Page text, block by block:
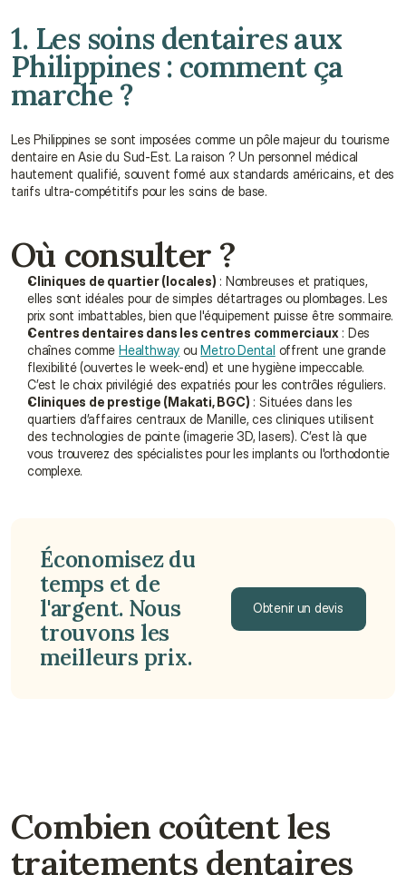
1. Les soins dentaires aux
Philippines : comment ça
marche ?
Les Philippines se sont imposées comme un pôle majeur du tourisme
dentaire en Asie du Sud-Est. La raison ? Un personnel médical
hautement qualifié, souvent formé aux standards américains, et des
tarifs ultra-compétitifs pour les soins de base.
Où consulter ?
Cliniques de quartier (locales) : Nombreuses et pratiques,
elles sont idéales pour de simples détartrages ou plombages. Les
prix sont imbattables, bien que l'équipement puisse être sommaire.
Centres dentaires dans les centres commerciaux : Des
chaînes comme Healthway ou Metro Dental offrent une grande
flexibilité (ouvertes le week-end) et une hygiène impeccable.
C’est le choix privilégié des expatriés pour les contrôles réguliers.
Cliniques de prestige (Makati, BGC) : Situées dans les
quartiers d’affaires centraux de Manille, ces cliniques utilisent
des technologies de pointe (imagerie 3D, lasers). C’est là que
vous trouverez des spécialistes pour les implants ou l'orthodontie
complexe.
Économisez du
temps et de
l'argent. Nous
trouvons les
meilleurs prix.
Obtenir un devis
Combien coûtent les
traitements dentaires